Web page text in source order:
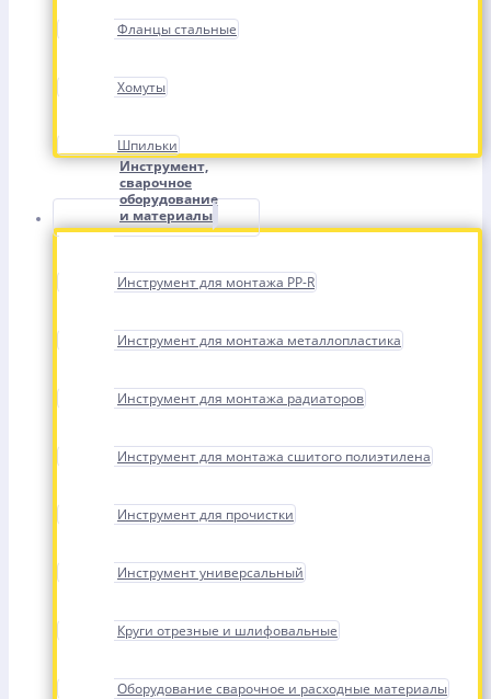
Фланцы стальные
Хомуты
Шпильки
Инструмент,
сварочное
оборудование
и материалы
Инструмент для монтажа PP-R
Инструмент для монтажа металлопластика
Инструмент для монтажа радиаторов
Инструмент для монтажа сшитого полиэтилена
Инструмент для прочистки
Инструмент универсальный
Круги отрезные и шлифовальные
Оборудование сварочное и расходные материалы